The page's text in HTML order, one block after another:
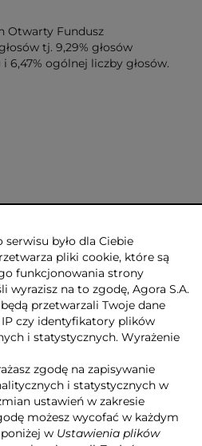
Otwarty Fundusz
tj. 9,29% głosów
6,47% ogólnej liczby głosów.
DLA MEDIÓW
REKLAMA
POLITYKA PRYWATNOŚCI AGORA S.A.
PRYWATNOŚCI SERWISU AGORA.PL
POLITYKA TRANSPARENTNOŚCI
ZASTRZEŻENIE PRAWNOAUTORSKIE
MAPA SERWISU RSS
było dla Ciebie
pliki cookie, które są
funkcjonowania strony
wyrazisz na to zgodę, Agora S.A.
przetwarzali Twoje dane
czy identyfikatory plików
i statystycznych. Wyrażenie
zgodę na zapisywanie
i statystycznych w
ustawień w zakresie
możesz wycofać w każdym
w Ustawienia plików